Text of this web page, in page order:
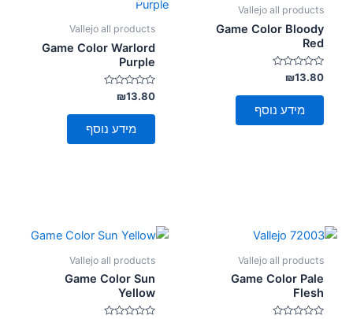
Vallejo all products
Game Color Bloody
Red
דורג
0
מתוך
₪13.80
מידע נוסף
Vallejo all products
Game Color Warlord
Purple
דורג
0
מתוך
₪13.80
מידע נוסף
Vallejo all products
Game Color Pale
Flesh
Vallejo all products
Game Color Sun
Yellow